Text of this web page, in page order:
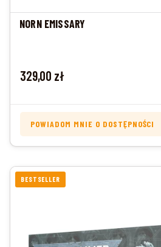
NORN EMISSARY
Cena
329,00 zł
POWIADOM MNIE O DOSTĘPNOŚCI
BESTSELLER